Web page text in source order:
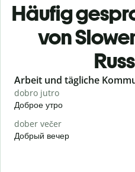
Häufig
von
Slide 1 of 6
Arbeit und tägliche
dobro jutro
Доброе утро
dober večer
Добрый вечер